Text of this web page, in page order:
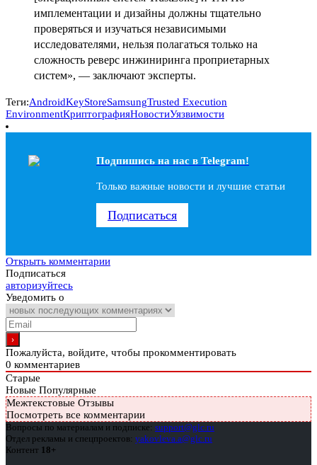
имплементации и дизайны должны тщательно
проверяться и изучаться независимыми
исследователями, нельзя полагаться только на
сложность реверс инжиниринга проприетарных
систем», — заключают эксперты.
Теги:AndroidKeyStoreSamsungTrusted Execution
EnvironmentКриптографияНовостиУязвимости
Подпишись на наc в Telegram!
Только важные новости и лучшие статьи
Подписаться
Открыть комментарии
Подписаться
авторизуйтесь
Уведомить о
Пожалуйста, войдите, чтобы прокомментировать
0 комментариев
Старые
Новые Популярные
Межтекстовые Отзывы
Посмотреть все комментарии
Вопросы по материалам и подписке: support@glc.ru
Отдел рекламы и спецпроектов: yakovleva.a@glc.ru
Контент 18+